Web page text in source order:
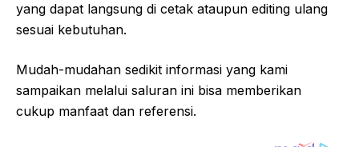
yang dapat langsung di cetak ataupun editing ulang
sesuai kebutuhan.
Mudah-mudahan sedikit informasi yang kami
sampaikan melalui saluran ini bisa memberikan
cukup manfaat dan referensi.